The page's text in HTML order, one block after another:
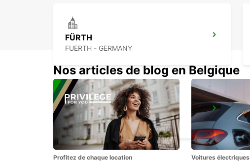
FÜRTH
FUERTH - GERMANY
NEUMARKT
NEUMARKT - GERMANY
Nos articles de blog en Belgique
Profitez de chaque location Voitures électriques